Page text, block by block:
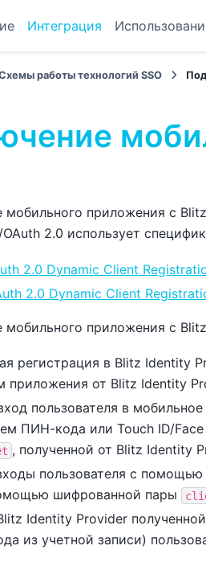
Интеграция
работы технологий SSO
мобильного приложения с
2.0 использует
2.0 Dynamic Client
2.0 Dynamic Client
мобильного приложения с
регистрация в Blitz Identity
приложения от Blitz Identity
пользователя в
ПИН-кода или Touch ID/
, полученной от Blitz Identity
пользователя с
шифрованной пары
Identity Provider
из учетной записи)